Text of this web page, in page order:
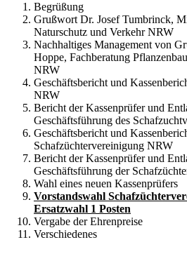
Begrüßung
Grußwort Dr. Josef Tumbrinck,
Naturschutz und Verkehr NRW
Nachhaltiges Management von
Hoppe, Fachberatung
NRW
Geschäftsbericht und
NRW
Bericht der Kassenprüfer und
Geschäftsführung des
Geschäftsbericht und
Schafzüchtervereinigung NRW
Bericht der Kassenprüfer und
Geschäftsführung der
Wahl eines neuen Kassenprüfers
Vorstandswahl
Ersatzwahl 1 Posten
Vergabe der Ehrenpreise
Verschiedenes